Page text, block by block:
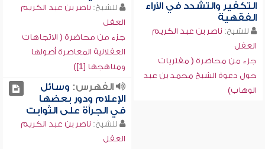
التكفير والتشدد في الآراء
الفقهية
للشيخ: ناصر بن عبد الكريم
العقل
جزء من محاضرة ( مفتريات
حول دعوة الشيخ محمد بن عبد
الوهاب)
للشيخ: ناصر بن عبد الكريم
العقل
جزء من محاضرة ( الاتجاهات
العقلانية المعاصرة أصولها
ومناهجها [1])
الفهرس: وسائل
الإعلام ودور بعضها
في الجرأة على الثوابت
للشيخ: ناصر بن عبد الكريم
العقل